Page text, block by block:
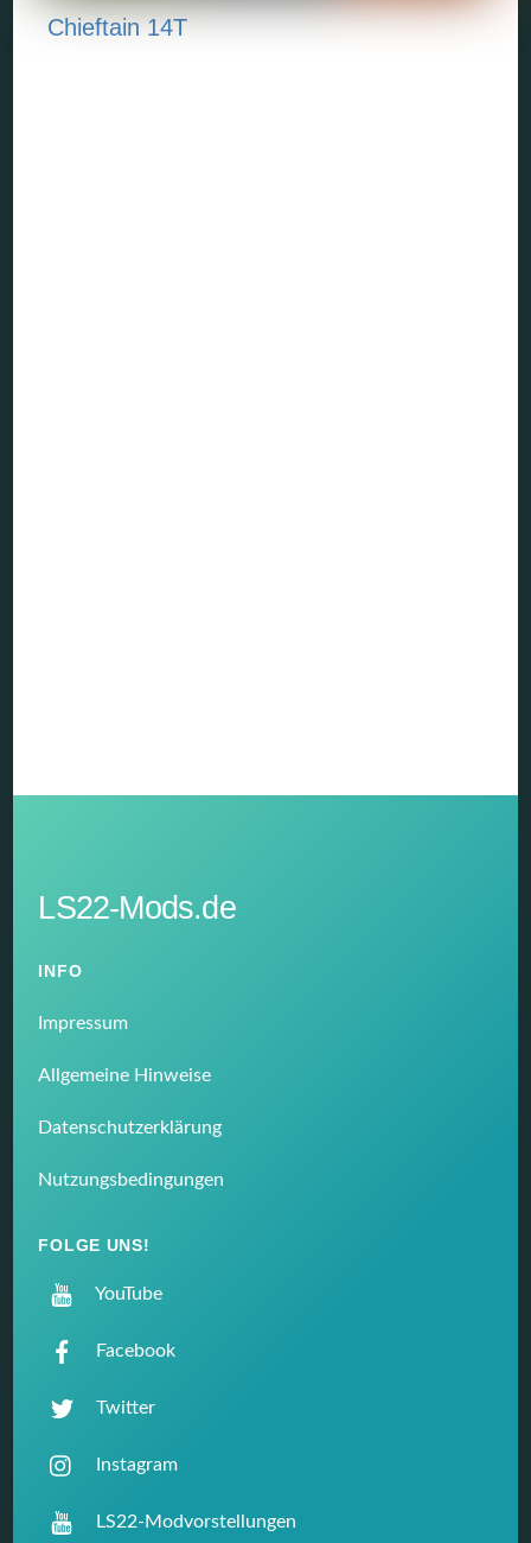
Chieftain 14T
LS22-Mods.de
INFO
Impressum
Allgemeine Hinweise
Datenschutzerklärung
Nutzungsbedingungen
FOLGE UNS!
YouTube
Facebook
Twitter
Instagram
LS22-Modvorstellungen